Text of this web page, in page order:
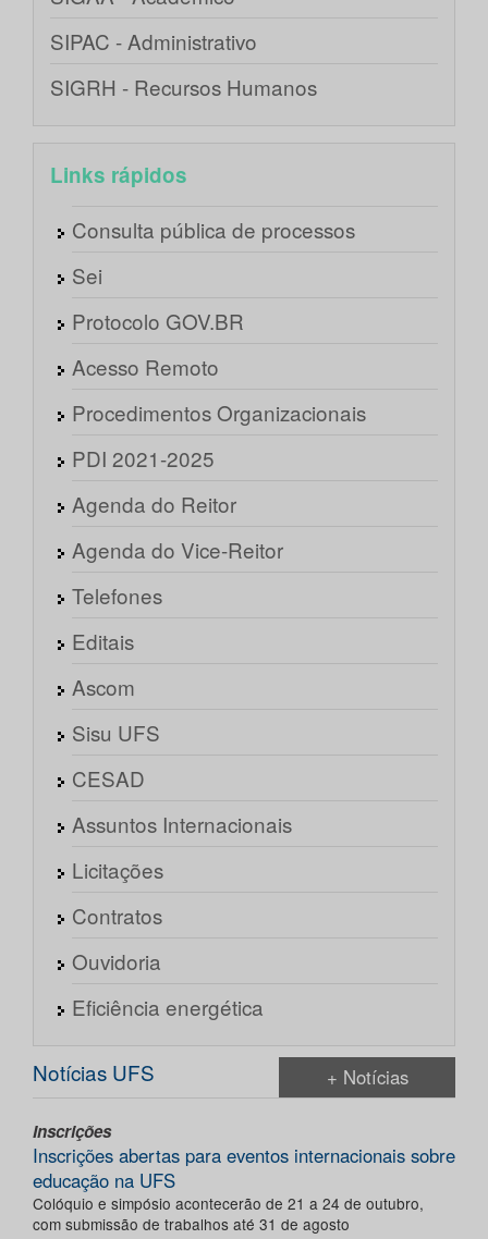
SIPAC - Administrativo
SIGRH - Recursos Humanos
Links rápidos
Consulta pública de processos
Sei
Protocolo GOV.BR
Acesso Remoto
Procedimentos Organizacionais
PDI 2021-2025
Agenda do Reitor
Agenda do Vice-Reitor
Telefones
Editais
Ascom
Sisu UFS
CESAD
Assuntos Internacionais
Licitações
Contratos
Ouvidoria
Eficiência energética
Notícias UFS + Notícias
Inscrições
Inscrições abertas para eventos internacionais sobre
educação na UFS
Colóquio e simpósio acontecerão de 21 a 24 de outubro,
com submissão de trabalhos até 31 de agosto